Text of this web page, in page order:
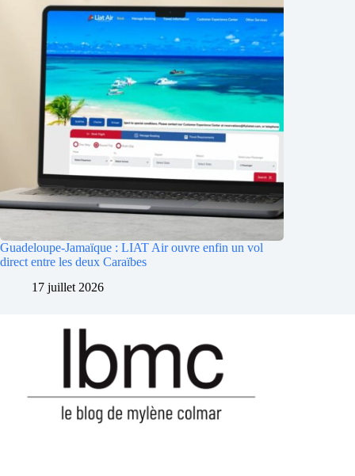
Guadeloupe-Jamaïque : LIAT Air ouvre enfin un vol
direct entre les deux Caraïbes
17 juillet 2026